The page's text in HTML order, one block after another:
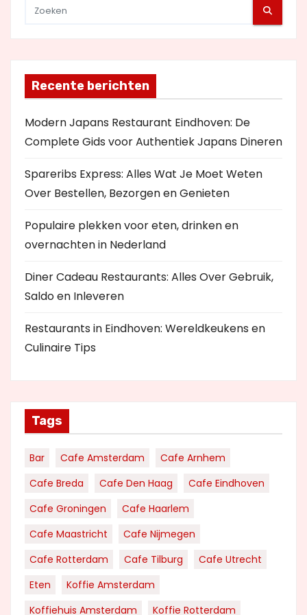
Recente berichten
Modern Japans Restaurant Eindhoven: De
Complete Gids voor Authentiek Japans Dineren
Spareribs Express: Alles Wat Je Moet Weten
Over Bestellen, Bezorgen en Genieten
Populaire plekken voor eten, drinken en
overnachten in Nederland
Diner Cadeau Restaurants: Alles Over Gebruik,
Saldo en Inleveren
Restaurants in Eindhoven: Wereldkeukens en
Culinaire Tips
Tags
Bar Cafe Amsterdam
Cafe Arnhem
Cafe Breda
Cafe Den Haag
Cafe Eindhoven
Cafe Groningen
Cafe Haarlem
Cafe Maastricht
Cafe Nijmegen
Cafe Rotterdam
Cafe Tilburg
Cafe Utrecht
Eten
Koffie Amsterdam
Koffiehuis Amsterdam
Koffie Rotterdam